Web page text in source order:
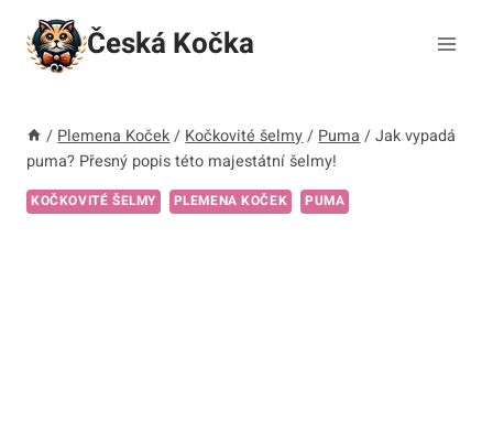
Přeskočit
obsah
Česká Kočka
/ Plemena Koček / Kočkovité šelmy / Puma / Jak vypadá
puma? Přesný popis této majestátní šelmy!
KOČKOVITÉ ŠELMY PLEMENA KOČEK PUMA